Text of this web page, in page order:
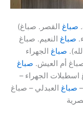
( صباغ القصر. صباغ
صباغ النعيم. صباغ
صباغ الجهراء
أم العيش. صباغ
اسطبلات الجهراء –
صباغ العبدلي – صباغ